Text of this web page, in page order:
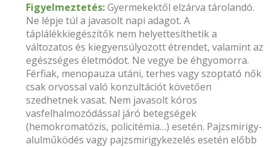
Figyelmeztetés:Gyermekektől elzárva tárolandó.
Ne lépje túl a javasolt napi adagot. A
táplálékkiegészítők nem helyettesíthetik a
változatos és kiegyensúlyozott étrendet, valamint az
egészséges életmódot. Ne vegye be éhgyomorra.
Férfiak, menopauza utáni, terhes vagy szoptató nők
csak orvossal való konzultációt követően
szedhetnek vasat. Nem javasolt kóros
vasfelhalmozódással járó betegségek
(hemokromatózis, policitémia…) esetén. Pajzsmirigy-
alulműködés vagy pajzsmirigykezelés esetén előbb